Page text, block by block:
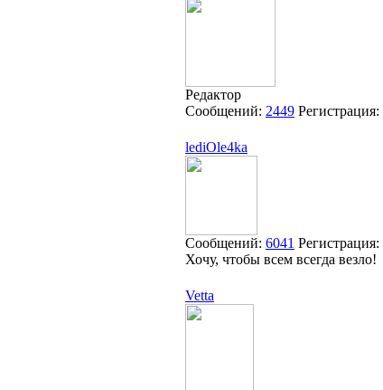
Редактор
Сообщений: 2449 Регистрация:
lediOle4ka
Сообщений: 6041 Регистрация:
Хочу, чтобы всем всегда везло!
Vetta